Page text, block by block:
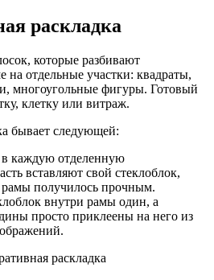
раскладка
которые разбивают
на отдельные участки: квадраты,
многоугольные фигуры. Готовый
клетку или витраж.
бывает следующей:
каждую отделенную
вставляют свой стеклоблок,
получилось прочным.
внутри рамы один, а
просто приклеены на него из